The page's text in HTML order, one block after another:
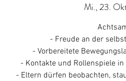
Mi., 23.
- Freude an der
- Vorbereitete
- Kontakte und Rollenspiele
- Eltern dürfen beobachten,